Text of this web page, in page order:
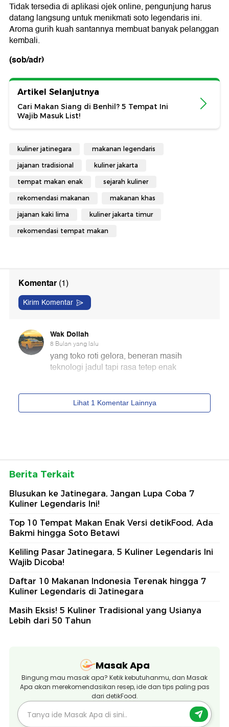
Tidak tersedia di aplikasi ojek online, pengunjung harus
datang langsung untuk menikmati soto legendaris ini.
Aroma gurih kuah santannya membuat banyak pelanggan
kembali.
(sob/adr)
Artikel Selanjutnya
Cari Makan Siang di Benhil? 5 Tempat Ini
Wajib Masuk List!
kuliner jatinegara makanan legendaris
jajanan tradisional kuliner jakarta
tempat makan enak sejarah kuliner
rekomendasi makanan makanan khas
jajanan kaki lima kuliner jakarta timur
rekomendasi tempat makan
Berita Terkait
Blusukan ke Jatinegara, Jangan Lupa Coba 7
Kuliner Legendaris Ini!
Top 10 Tempat Makan Enak Versi detikFood, Ada
Bakmi hingga Soto Betawi
Keliling Pasar Jatinegara, 5 Kuliner Legendaris Ini
Wajib Dicoba!
Daftar 10 Makanan Indonesia Terenak hingga 7
Kuliner Legendaris di Jatinegara
Masih Eksis! 5 Kuliner Tradisional yang Usianya
Lebih dari 50 Tahun
Masak Apa
Bingung mau masak apa? Ketik kebutuhanmu, dan Masak
Apa akan merekomendasikan resep, ide dan tips paling pas
dari detikFood.